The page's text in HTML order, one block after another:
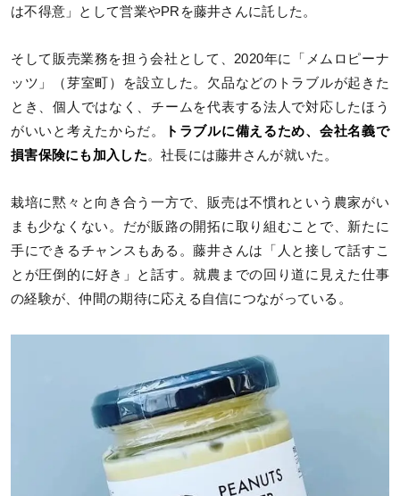
は不得意」として営業やPRを藤井さんに託した。
そして販売業務を担う会社として、2020年に「メムロピーナ
ッツ」（芽室町）を設立した。欠品などのトラブルが起きた
とき、個人ではなく、チームを代表する法人で対応したほう
がいいと考えたからだ。
トラブルに備えるため、会社名義で
損害保険にも加入した。社長には藤井さんが就いた。
栽培に黙々と向き合う一方で、販売は不慣れという農家がい
まも少なくない。だが販路の開拓に取り組むことで、新たに
手にできるチャンスもある。藤井さんは「人と接して話すこ
とが圧倒的に好き」と話す。就農までの回り道に見えた仕事
の経験が、仲間の期待に応える自信につながっている。